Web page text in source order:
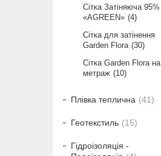
Сітка Затіняюча 95%
«AGREEN» 4
Сітка для затінення
Garden Flora 30
Сітка Garden Flora на
метраж
10
Плівка теплична 41
Геотекстиль 15
Гідроізоляція -